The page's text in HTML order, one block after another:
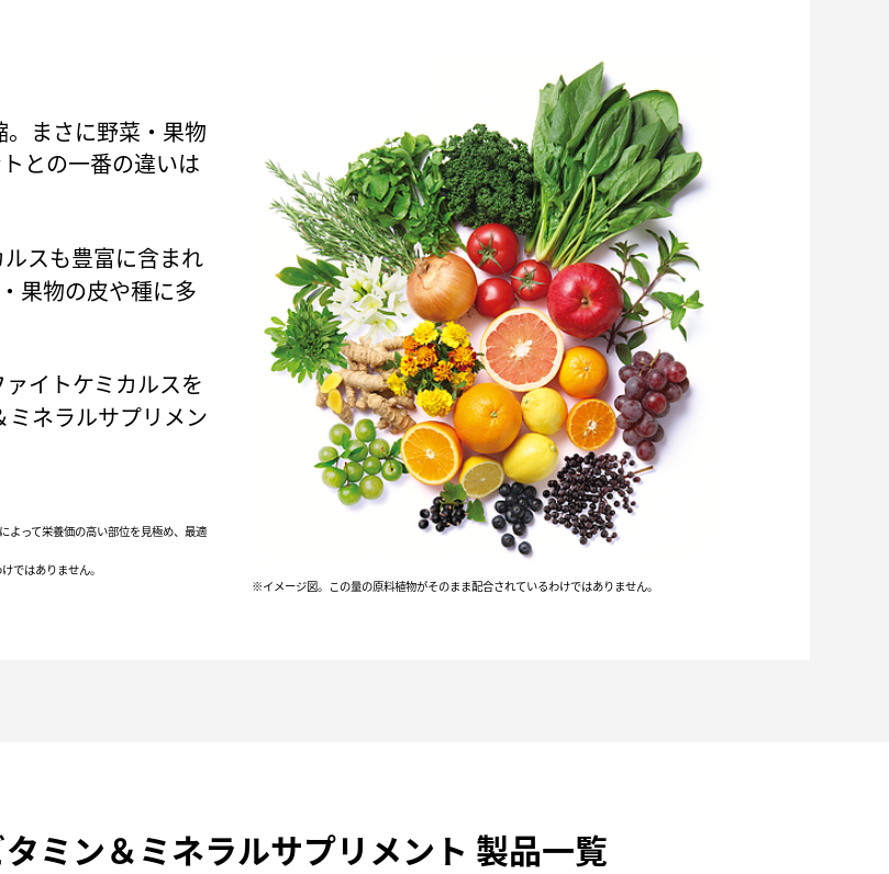
。まさに野菜・果物
との一番の違いは
スも豊富に含まれ
果物の皮や種に多
イトケミカルスを
ネラルサプリメン
よって栄養価の高い部位を見極め、最適
ではありません。
※イメージ図。この量の原料植物がそのまま配合されているわけではありません。
ミン＆ミネラルサプリメント 製品一覧